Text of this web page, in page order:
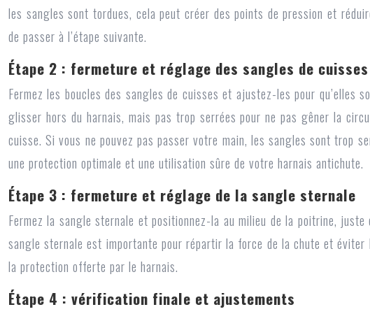
les sangles sont tordues, cela peut créer des points de pression et
de passer à l’étape suivante.
Étape 2 : fermeture et réglage des sangles de cuisses
Fermez les boucles des sangles de cuisses et ajustez-les pour qu’elles
glisser hors du harnais, mais pas trop serrées pour ne pas gêner la
cuisse. Si vous ne pouvez pas passer votre main, les sangles sont trop
une protection optimale et une utilisation sûre de votre harnais antichute.
Étape 3 : fermeture et réglage de la sangle sternale
Fermez la sangle sternale et positionnez-la au milieu de la poitrine,
sangle sternale est importante pour répartir la force de la chute et
la protection offerte par le harnais.
Étape 4 : vérification finale et ajustements